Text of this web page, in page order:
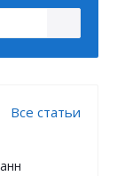
Все статьи